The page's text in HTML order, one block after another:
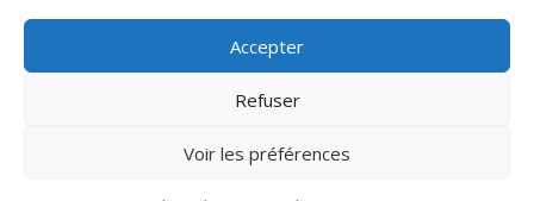
Accepter
Refuser
Voir les préférences
Legal notice–Terms and conditions–Privacy policy–
© 2022-2026 AVENI.SHOP – All rights reserved –